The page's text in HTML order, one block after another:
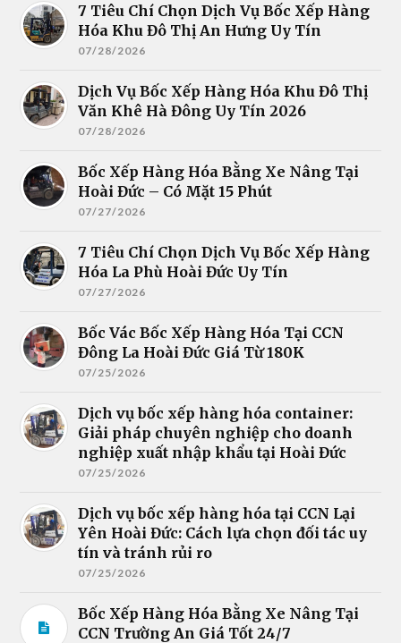
7 Tiêu Chí Chọn Dịch Vụ Bốc Xếp Hàng
Hóa Khu Đô Thị An Hưng Uy Tín
07/28/2026
Dịch Vụ Bốc Xếp Hàng Hóa Khu Đô Thị
Văn Khê Hà Đông Uy Tín 2026
07/28/2026
Bốc Xếp Hàng Hóa Bằng Xe Nâng Tại
Hoài Đức – Có Mặt 15 Phút
07/27/2026
7 Tiêu Chí Chọn Dịch Vụ Bốc Xếp Hàng
Hóa La Phù Hoài Đức Uy Tín
07/27/2026
Bốc Vác Bốc Xếp Hàng Hóa Tại CCN
Đông La Hoài Đức Giá Từ 180K
07/25/2026
Dịch vụ bốc xếp hàng hóa container:
Giải pháp chuyên nghiệp cho doanh
nghiệp xuất nhập khẩu tại Hoài Đức
07/25/2026
Dịch vụ bốc xếp hàng hóa tại CCN Lại
Yên Hoài Đức: Cách lựa chọn đối tác uy
tín và tránh rủi ro
07/25/2026
Bốc Xếp Hàng Hóa Bằng Xe Nâng Tại
CCN Trường An Giá Tốt 24/7